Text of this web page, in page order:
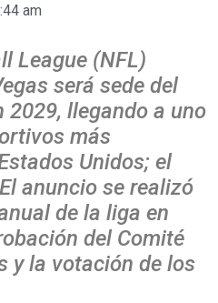
am
League (NFL)
será sede del
2029, llegando a uno
más
Unidos; el
anuncio se realizó
de la liga en
del Comité
y la votación de los